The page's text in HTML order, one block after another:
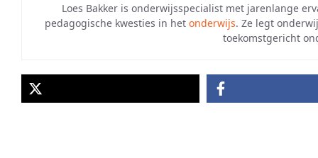
Loes Bakker is onderwijsspecialist met jarenlange
pedagogische kwesties in het onderwijs. Ze legt
toekomstgericht